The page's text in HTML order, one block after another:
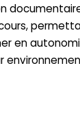
en